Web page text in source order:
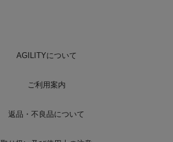
AGILITYについて
ご利用案内
返品・不良品について